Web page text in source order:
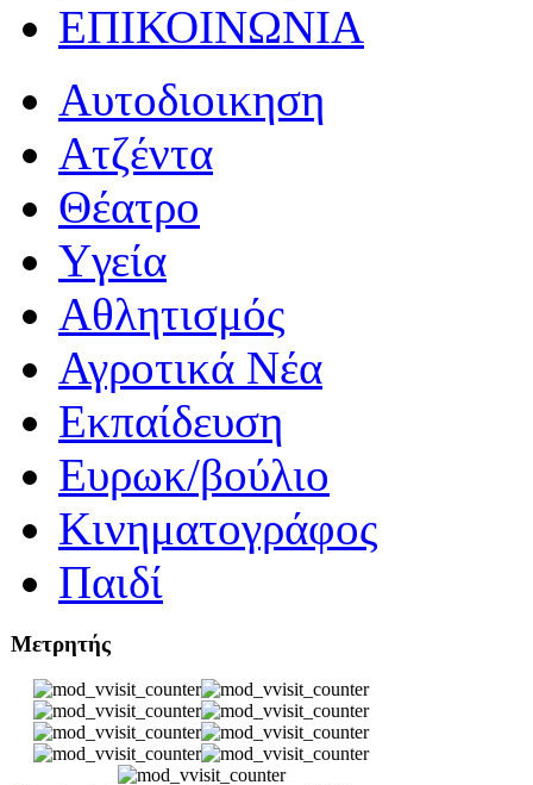
ΕΠΙΚΟΙΝΩΝΙΑ
Αυτοδιοικηση
Ατζέντα
Θέατρο
Yγεία
Αθλητισμός
Αγροτικά Νέα
Εκπαίδευση
Ευρωκ/βούλιο
Κινηματογράφος
Παιδί
Μετρητής